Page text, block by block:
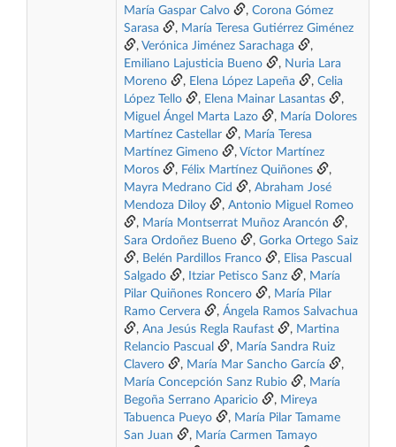
María Gaspar Calvo
, Corona Gómez
Sarasa
, María Teresa Gutiérrez Giménez
, Verónica Jiménez Sarachaga
,
Emiliano Lajusticia Bueno
, Nuria Lara
Moreno
, Elena López Lapeña , Celia
López Tello
, Elena Mainar Lasantas
,
Miguel Ángel Marta Lazo
, María Dolores
Martínez Castellar
, María Teresa
Martínez Gimeno
, Víctor Martínez
Moros
, Félix Martínez Quiñones
,
Mayra Medrano Cid
, Abraham José
Mendoza Diloy
, Antonio Miguel Romeo
, María Montserrat Muñoz Arancón
,
Sara Ordoñez Bueno
, Gorka Ortego Saiz
, Belén Pardillos Franco , Elisa Pascual
Salgado
, Itziar Petisco Sanz , María
Pilar Quiñones Roncero
, María Pilar
Ramo Cervera
, Ángela Ramos Salvachua
, Ana Jesús Regla Raufast , Martina
Relancio Pascual
, María Sandra Ruiz
Clavero
, María Mar Sancho García
,
María Concepción Sanz Rubio
, María
Begoña Serrano Aparicio
, Mireya
Tabuenca Pueyo
, María Pilar Tamame
San Juan
, María Carmen Tamayo